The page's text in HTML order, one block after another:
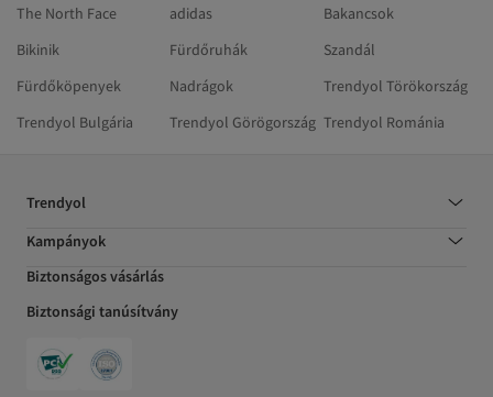
The North Face
adidas
Bakancsok
Bikinik
Fürdőruhák
Szandál
Fürdőköpenyek
Nadrágok
Trendyol Törökország
Trendyol Bulgária
Trendyol Görögország Trendyol Románia
Trendyol
Kampányok
Biztonságos vásárlás
Biztonsági tanúsítvány